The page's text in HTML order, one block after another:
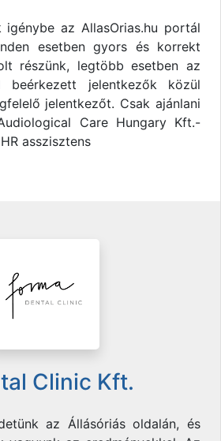
igénybe az AllasOrias.hu portál
esetben gyors és korrekt
részünk, legtöbb esetben az
beérkezett jelentkezők közül
jelentkezőt. Csak ajánlani
Care Hungary Kft.-
asszisztens
Clinic Kft.
az Állásóriás oldalán, és